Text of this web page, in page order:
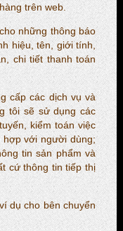
trên web.
những thông báo
hiệu, tên, giới tính,
chi tiết thanh toán
cấp các dịch vụ và
tôi sẽ sử dụng các
kiểm toán việc
hợp với người dùng;
tin sản phẩm và
cứ thông tin tiếp thị
dụ cho bên chuyển